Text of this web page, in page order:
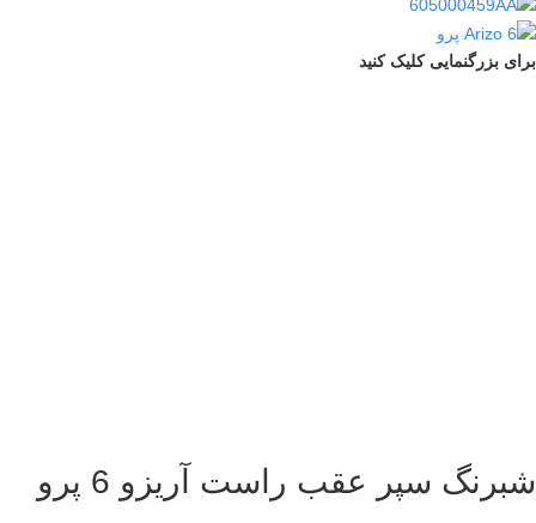
برای بزرگنمایی کلیک کنید
شبرنگ سپر عقب راست آریزو 6 پرو